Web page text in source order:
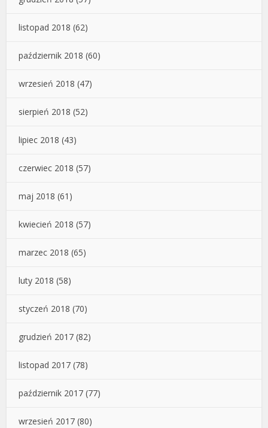
listopad 2018 (62)
październik 2018 (60)
wrzesień 2018 (47)
sierpień 2018 (52)
lipiec 2018 (43)
czerwiec 2018 (57)
maj 2018 (61)
kwiecień 2018 (57)
marzec 2018 (65)
luty 2018 (58)
styczeń 2018 (70)
grudzień 2017 (82)
listopad 2017 (78)
październik 2017 (77)
wrzesień 2017 (80)